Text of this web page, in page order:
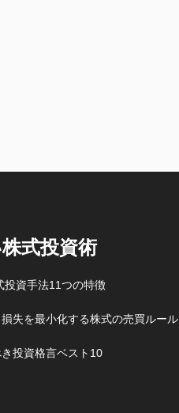
式投資術
投資手法11つの特徴
失を最小化する株式の売買ルール
投資格言ベスト10